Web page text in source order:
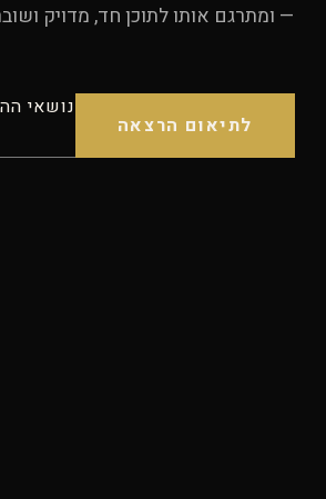
— ומתרגם אותו לתוכן חד, מדויק
לתיאום הרצאה
נושאי